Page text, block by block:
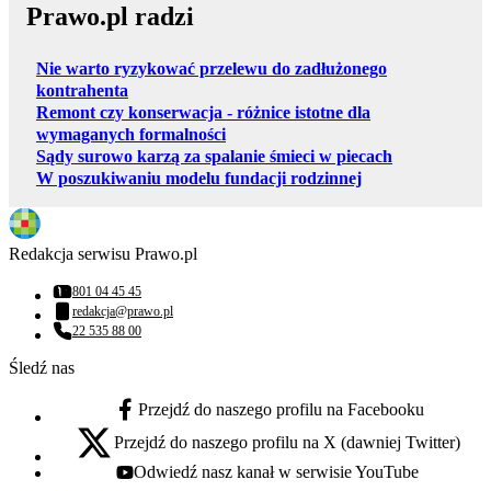
Prawo.pl radzi
Nie warto ryzykować przelewu do zadłużonego
kontrahenta
Remont czy konserwacja - różnice istotne dla
wymaganych formalności
Sądy surowo karzą za spalanie śmieci w piecach
W poszukiwaniu modelu fundacji rodzinnej
Redakcja serwisu Prawo.pl
Numer telefonu:
801 04 45 45
Adres email:
redakcja@prawo.pl
Numer telefonu:
22 535 88 00
Śledź nas
facebook - otwiera się w nowej karcie
Przejdź do naszego profilu na Facebooku
x - otwiera się w nowej karcie
Przejdź do naszego profilu na X (dawniej Twitter)
youtube - otwiera się w nowej karcie
Odwiedź nasz kanał w serwisie YouTube